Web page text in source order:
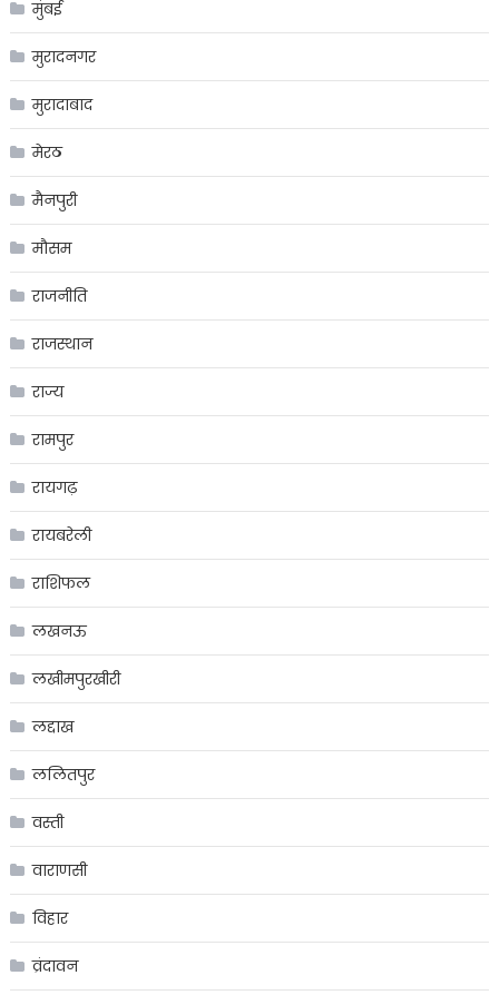
मुंबई
मुरादनगर
मुरादाबाद
मेरठ
मैनपुरी
मौसम
राजनीति
राजस्थान
राज्य
रामपुर
रायगढ़
रायबरेली
राशिफल
लखनऊ
लखीमपुरखीरी
लद्दाख
ललितपुर
वस्ती
वाराणसी
विहार
व्रंदावन